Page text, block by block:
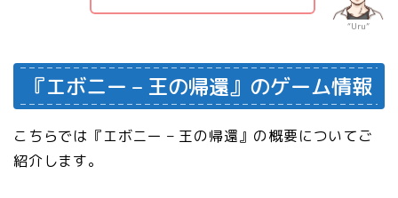
“Uru”
『エボニー – 王の帰還』のゲーム情報
こちらでは『エボニー – 王の帰還』の概要についてご
紹介します。